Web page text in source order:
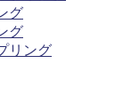
グ
グ
リング